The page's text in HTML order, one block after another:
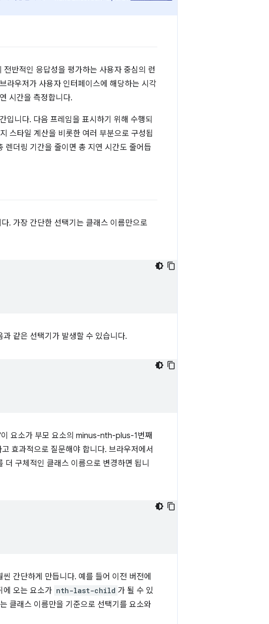
반적인 응답성을 평가하는 사용자 중심의 런
라우저가 사용자 인터페이스에 해당하는 시각
시간을 측정합니다.
입니다. 다음 프레임을 표시하기 위해 수행되
스타일 계산을 비롯한 여러 부분으로 구성됩
렌더링 기간을 줄이면 총 지연 시간도 줄어듭
. 가장 간단한 선택기는 클래스 이름만으로
같은 선택기가 발생할 수 있습니다.
요소가 부모 요소의 minus-nth-plus-1번째
효과적으로 질문해야 합니다. 브라우저에서
구체적인 클래스 이름으로 변경하면 됩니
간단하게 만듭니다. 예를 들어 이전 버전에
에 오는 요소가 nth-last-child 가 될 수 있
클래스 이름만을 기준으로 선택기를 요소와